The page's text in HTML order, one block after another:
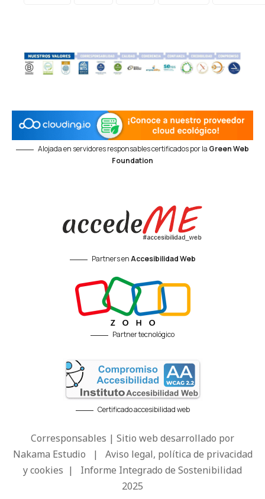
Alojada en servidores responsables certificados por la Green Web
Foundation
Partners enAccesibilidad Web
Partner tecnológico
Certificado accesibilidad web
Corresponsables | Sitio web desarrollado por
Nakama Estudio | Aviso legal, política de privacidad
y cookies | Informe Integrado de Sostenibilidad
2025